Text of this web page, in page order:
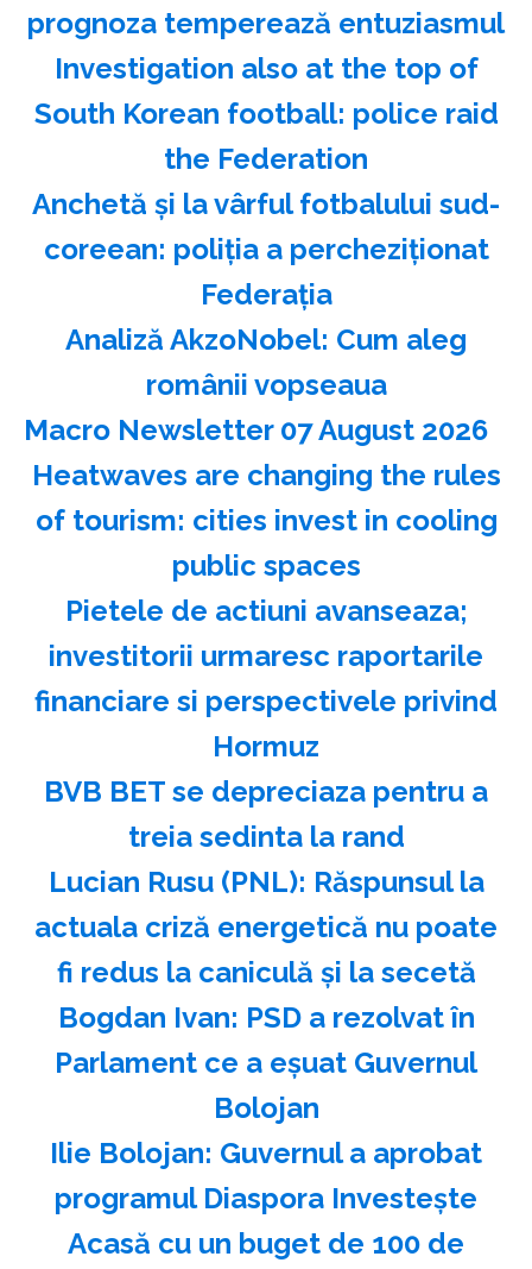
prognoza temperează entuziasmul
Investigation also at the top of
South Korean football: police raid
the Federation
Anchetă şi la vârful fotbalului sud-
coreean: poliţia a percheziţionat
Federaţia
Analiză AkzoNobel: Cum aleg
românii vopseaua
Macro Newsletter 07 August 2026
Heatwaves are changing the rules
of tourism: cities invest in cooling
public spaces
Pietele de actiuni avanseaza;
investitorii urmaresc raportarile
financiare si perspectivele privind
Hormuz
BVB BET se depreciaza pentru a
treia sedinta la rand
Lucian Rusu (PNL): Răspunsul la
actuala criză energetică nu poate
fi redus la caniculă şi la secetă
Bogdan Ivan: PSD a rezolvat în
Parlament ce a eşuat Guvernul
Bolojan
Ilie Bolojan: Guvernul a aprobat
programul Diaspora Investeşte
Acasă cu un buget de 100 de